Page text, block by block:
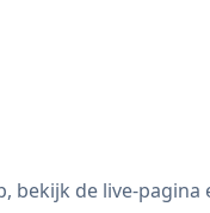
bekijk de live-pagina